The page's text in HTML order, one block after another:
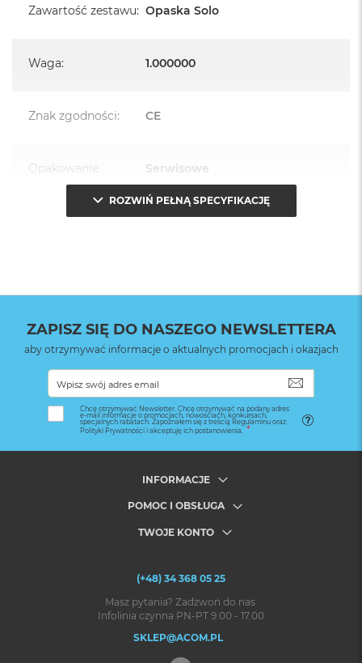
Zawartość zestawu: Opaska Solo
Waga: 1.000000
Znak zgodności: CE
Opakowanie
(pudełko):
Serwisowe
ROZWIŃ PEŁNĄ SPECYFIKACJĘ
ZAPISZ SIĘ DO NASZEGO NEWSLETTERA
aby otrzymywać informacje o aktualnych promocjach i okazjach
Chcę otrzymywać Newsletter. Chcę otrzymywać na podany adres
e-mail informacje o promocjach, nowościach, konkursach,
specjalnych rabatach. Zapoznałem się z treścią Regulaminu oraz
Polityki Prywatności i akceptuję ich postanowienia.
INFORMACJE
POMOC I OBSŁUGA
TWOJE KONTO
(+48) 34 368 05 25
Masz pytania? Zadzwoń do nas.
Infolinia czynna PN-PT 9.00 - 17.00
SKLEP@ACOM.PL